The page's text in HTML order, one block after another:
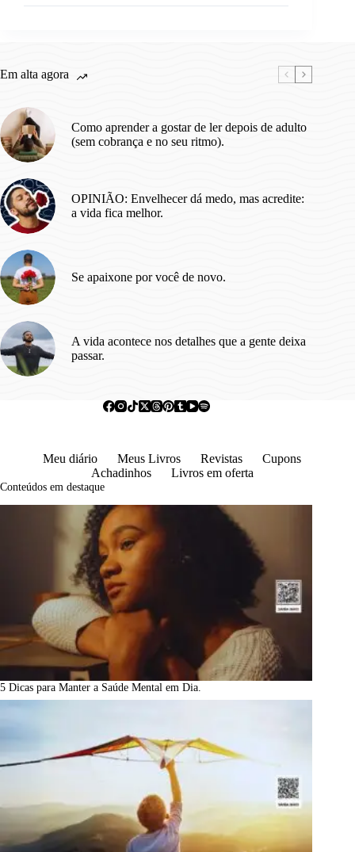
eu
Em alta agora
Como aprender a gostar de ler depois de adulto
(sem cobrança e no seu ritmo).
OPINIÃO: Envelhecer dá medo, mas acredite:
a vida fica melhor.
Se apaixone por você de novo.
A vida acontece nos detalhes que a gente deixa
passar.
Meu diário Meus Livros Revistas
Cupons
Achadinhos
Livros em oferta
Conteúdos em destaque
5 Dicas para Manter a Saúde Mental em Dia.